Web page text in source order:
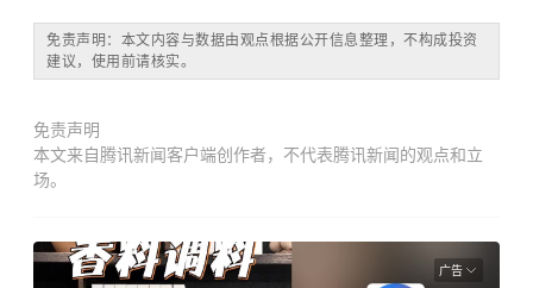
免责声明：本文内容与数据由观点根据公开信息整理，不构成投资
建议，使用前请核实。
免责声明
本文来自腾讯新闻客户端创作者，不代表腾讯新闻的观点和立
场。
广告